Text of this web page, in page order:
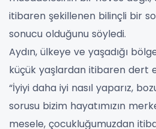
itibaren şekillenen bilinçli bir
sonucu olduğunu söyledi.
Aydın, ülkeye ve yaşadığı
küçük yaşlardan itibaren dert
“İyiyi daha iyi nasıl yaparız,
sorusu bizim hayatımızın
mesele, çocukluğumuzdan